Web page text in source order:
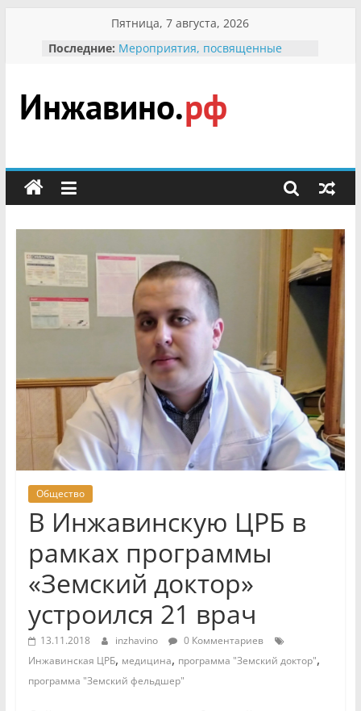
содержимому
Пятница, 7 августа, 2026
Последние: Мероприятия, посвященные
гражданин Инжавинского округа»
участнице Великой
Отечественной, фронтовичке
Безопасность в сети Интернет
мероприятии «Сохраним
первоцветы!»
заповедника родились крапчатые
суслики
Инжавино.рф
сельский
портал
Общество
В Инжавинскую ЦРБ в
рамках программы
«Земский доктор»
устроился 21 врач
13.11.2018 inzhavino
0 Комментариев
Инжавинская ЦРБ, медицина, программа "Земский доктор",
программа "Земский фельдшер"